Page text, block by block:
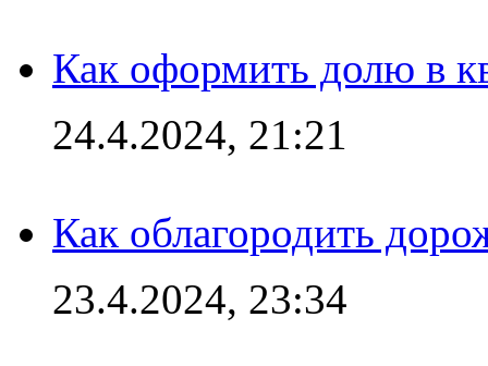
Как оформить долю в
24.4.2024, 21:21
Как облагородить
23.4.2024, 23:34